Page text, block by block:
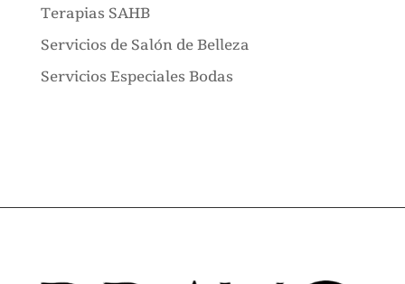
Terapias SAHB
Servicios de Salón de Belleza
Servicios Especiales Bodas